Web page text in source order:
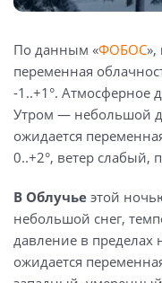
По данным «ФОБОС»,
переменная
-1..+1°. Атмосферное
Утром — небольшой
ожидается
0..+2°, ветер слабый,
В Облучье этой
небольшой снег,
давление в пределах
ожидается